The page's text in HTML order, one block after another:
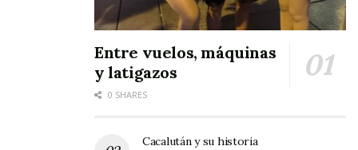
Entre vuelos, máquinas
y latigazos
0 SHARES
Cacalután y su historia